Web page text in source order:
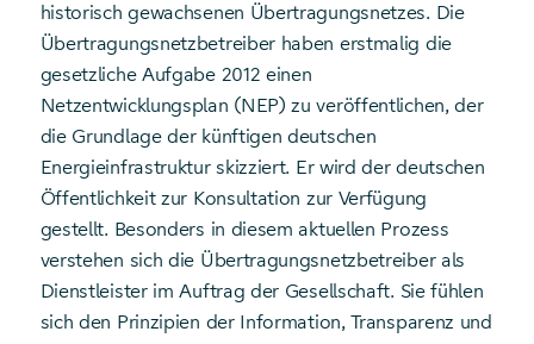
historisch gewachsenen Übertragungsnetzes. Die
Übertragungsnetzbetreiber haben erstmalig die
gesetzliche Aufgabe 2012 einen
Netzentwicklungsplan (NEP) zu veröffentlichen, der
die Grundlage der künftigen deutschen
Energieinfrastruktur skizziert. Er wird der deutschen
Öffentlichkeit zur Konsultation zur Verfügung
gestellt. Besonders in diesem aktuellen Prozess
verstehen sich die Übertragungsnetzbetreiber als
Dienstleister im Auftrag der Gesellschaft. Sie fühlen
sich den Prinzipien der Information, Transparenz und